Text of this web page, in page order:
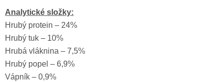
Analytické složky:
Hrubý protein – 24%
Hrubý tuk – 10%
Hrubá vláknina – 7,5%
Hrubý popel – 6,9%
Vápník – 0,9%